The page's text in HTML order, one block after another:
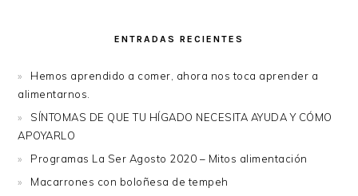
ENTRADAS RECIENTES
Hemos aprendido a comer, ahora nos toca aprender a
alimentarnos.
SÍNTOMAS DE QUE TU HÍGADO NECESITA AYUDA Y CÓMO
APOYARLO
Programas La Ser Agosto 2020 – Mitos alimentación
Macarrones con boloñesa de tempeh